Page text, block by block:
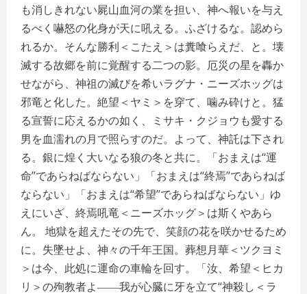
も消しきれない屍山血河の業を担い、神へ報いを与え
るべく嚇怒の化身が天に吼える。ふざけるな。認めら
れるか。そんな勝利＜こたえ＞は糞喰らえだ、と。壊
滅する故郷を前に覚醒する二つの影。厄災の星を轟か
せながら、神祖の滅びを希いラグナ・ニーズホッグは
邪竜と化した。絶望＜ヤミ＞を穿て、噛み砕けと。猛
る宣誓に応えるかの如く、ミサキ・クジョウも愛する
男を血濡れの月で照らすのだ。よって、神託は下され
る。銀に煌く大いなる狼の冬と共に。「おまえは‘‘運
命’’であらねばならない」「おまえは‘‘終焉’’であらねば
ならない」「おまえは‘‘希望’’であらねばならない」ゆ
えにいざ、終焉吼竜＜ニーズホッグ＞は斯くやあら
ん。 地獄を超えたその先で、笑顔の花を咲かせるため
に。失墜せよ、神々の千年王国。葬想月華＜ツクヨミ
＞は今、此処に運命の車輪を回す。「汝、希望＜ヒカ
リ＞の殉教者よ――我が心臓に牙を立て‘‘神殺し＜ラ